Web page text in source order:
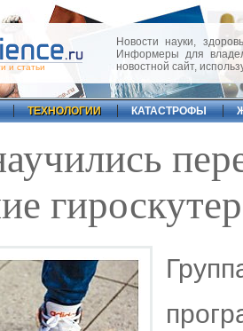
и статьи
Новости науки,
Информеры для
новостной сайт,
ТЕХНОЛОГИИ КАТАСТРОФЫ